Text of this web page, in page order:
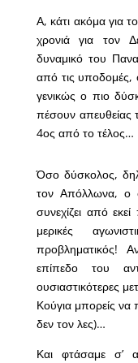
Α, κάτι ακόμα για
χρονιά για τον
δυναμικό του
από τις υποδομές,
γενικώς ο πιο
πέσουν απευθείας
4ος από το τέλος…
Όσο δύσκολος,
τον Απόλλωνα, ο
συνεχίζει από
μερικές
προβληματικός!
επίπεδο του
ουσιαστικότερες
Κούγια μπορείς να
δεν τον λες)…
Και φτάσαμε σ’